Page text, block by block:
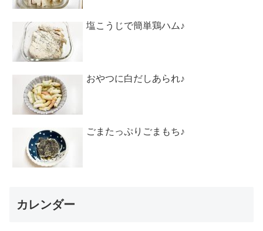
塩こうじで簡単鶏ハム♪
おやつに白だしあられ♪
ごまたっぷりごまもち♪
カレンダー